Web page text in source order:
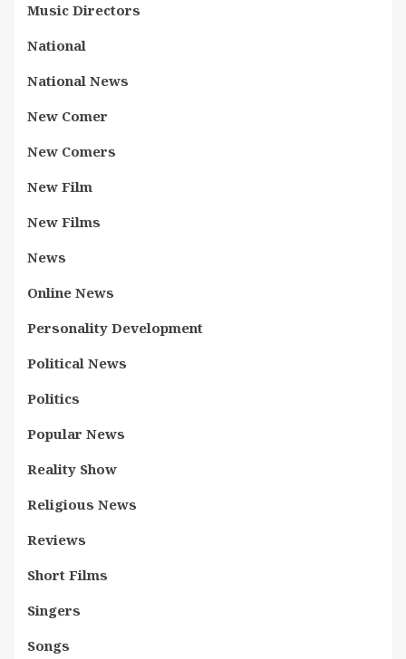
Music Directors
National
National News
New Comer
New Comers
New Film
New Films
News
Online News
Personality Development
Political News
Politics
Popular News
Reality Show
Religious News
Reviews
Short Films
Singers
Songs